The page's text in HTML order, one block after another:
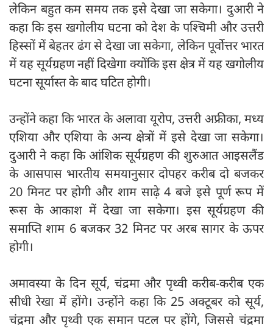
लेकिन बहुत कम समय तक इसे देखा जा सकेगा। दुआरी ने
कहा कि इस खगोलीय घटना को देश के पश्चिमी और उत्तरी
हिस्सों में बेहतर ढंग से देखा जा सकेगा, लेकिन पूर्वोत्तर भारत
में यह सूर्यग्रहण नहीं दिखेगा क्योंकि इस क्षेत्र में यह खगोलीय
घटना सूर्यास्त के बाद घटित होगी।
उन्होंने कहा कि भारत के अलावा यूरोप, उत्तरी अफ्रीका, मध्य
एशिया और एशिया के अन्य क्षेत्रों में इसे देखा जा सकेगा।
दुआरी ने कहा कि आंशिक सूर्यग्रहण की शुरुआत आइसलैंड
के आसपास भारतीय समयानुसार दोपहर करीब दो बजकर
20 मिनट पर होगी और शाम साढ़े 4 बजे इसे पूर्ण रूप में
रूस के आकाश में देखा जा सकेगा। इस सूर्यग्रहण की
समाप्ति शाम 6 बजकर 32 मिनट पर अरब सागर के ऊपर
होगी।
अमावस्या के दिन सूर्य, चंद्रमा और पृथ्वी करीब-करीब एक
सीधी रेखा में होंगे। उन्होंने कहा कि 25 अक्टूबर को सूर्य,
चंद्रमा और पृथ्वी एक समान पटल पर होंगे, जिससे चंद्रमा